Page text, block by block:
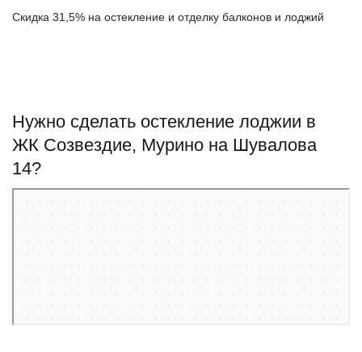
Скидка 31,5% на остекление и отделку балконов и лоджий
Нужно сделать остекление лоджии в
ЖК Созвездие, Мурино на Шувалова
14?